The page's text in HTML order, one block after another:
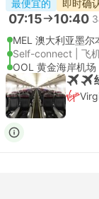
最便宜的 即时确
07:15 10:40
MEL 澳大利亚墨尔
Self-connect | 飞
OOL 黄金海岸机场